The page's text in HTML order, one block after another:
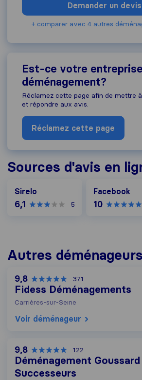
Demander un devis
+ comparer avec 4 autres
Est-ce votre
déménagement?
Réclamez cette page afin de mettre
et répondre aux avis.
Réclamez cette page
Sources d'avis en
Sirelo
6,1 5
Facebook
10
Autres
9,8 371
Fidess Déménagements
Carrières-sur-Seine
Voir déménageur
9,8 122
Déménagement Goussard
Successeurs